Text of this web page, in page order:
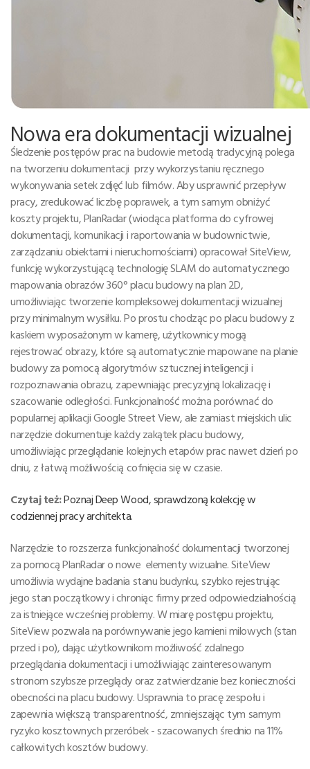
Nowa era dokumentacji wizualnej
Śledzenie postępów prac na budowie metodą tradycyjną polega
na tworzeniu dokumentacji przy wykorzystaniu ręcznego
wykonywania setek zdjęć lub filmów. Aby usprawnić przepływ
pracy, zredukować liczbę poprawek, a tym samym obniżyć
koszty projektu, PlanRadar (wiodąca platforma do cyfrowej
dokumentacji, komunikacji i raportowania w budownictwie,
zarządzaniu obiektami i nieruchomościami) opracował SiteView,
funkcję wykorzystującą technologię SLAM do automatycznego
mapowania obrazów 360° placu budowy na plan 2D,
umożliwiając tworzenie kompleksowej dokumentacji wizualnej
przy minimalnym wysiłku. Po prostu chodząc po placu budowy z
kaskiem wyposażonym w kamerę, użytkownicy mogą
rejestrować obrazy, które są automatycznie mapowane na planie
budowy za pomocą algorytmów sztucznej inteligencji i
rozpoznawania obrazu, zapewniając precyzyjną lokalizację i
szacowanie odległości. Funkcjonalność można porównać do
popularnej aplikacji Google Street View, ale zamiast miejskich ulic
narzędzie dokumentuje każdy zakątek placu budowy,
umożliwiając przeglądanie kolejnych etapów prac nawet dzień po
dniu, z łatwą możliwością cofnięcia się w czasie.
Czytaj też:Poznaj Deep Wood, sprawdzoną kolekcję w
codziennej pracy architekta.
Narzędzie to rozszerza funkcjonalność dokumentacji tworzonej
za pomocą PlanRadar o nowe elementy wizualne. SiteView
umożliwia wydajne badania stanu budynku, szybko rejestrując
jego stan początkowy i chroniąc firmy przed odpowiedzialnością
za istniejące wcześniej problemy. W miarę postępu projektu,
SiteView pozwala na porównywanie jego kamieni milowych (stan
przed i po), dając użytkownikom możliwość zdalnego
przeglądania dokumentacji i umożliwiając zainteresowanym
stronom szybsze przeglądy oraz zatwierdzanie bez konieczności
obecności na placu budowy. Usprawnia to pracę zespołu i
zapewnia większą transparentność, zmniejszając tym samym
ryzyko kosztownych przeróbek - szacowanych średnio na 11%
całkowitych kosztów budowy.